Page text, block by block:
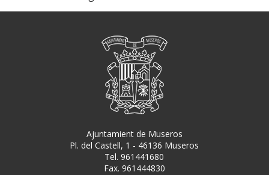
Ajuntamient de Museros
Pl. del Castell, 1 - 46136 Museros
Tel. 961441680
Fax. 961444830